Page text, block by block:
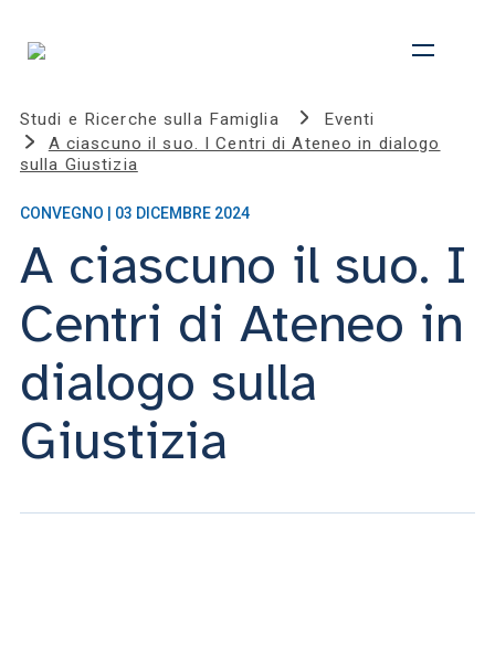
Studi e Ricerche sulla Famiglia
Eventi
A ciascuno il suo. I Centri di Ateneo in dialogo
sulla Giustizia
CONVEGNO | 03 DICEMBRE 2024
A ciascuno il suo. I
Centri di Ateneo in
dialogo sulla
Giustizia